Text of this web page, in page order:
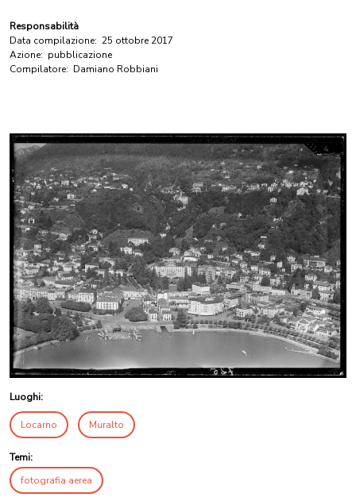
Responsabilità
Data compilazione: 25 ottobre 2017
Azione: pubblicazione
Compilatore: Damiano Robbiani
Luoghi:
Locarno Muralto
Temi:
fotografia aerea